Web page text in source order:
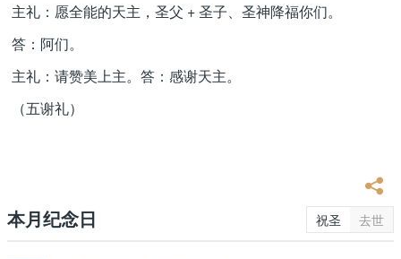
主礼：愿全能的天主，圣父 + 圣子、圣神降福你们。
答：阿们。
主礼：请赞美上主。答：感谢天主。
（五谢礼）
本月纪念日 祝圣 去世